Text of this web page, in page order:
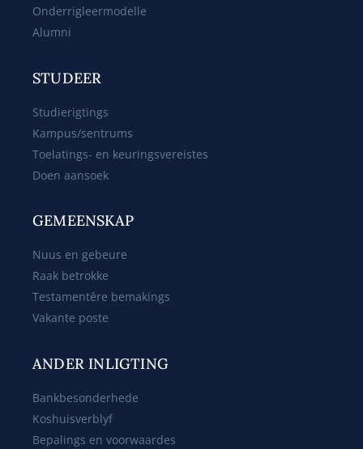
Onderrigleermodelle
Alumni
STUDEER
Studierigtings
Kampus/sentrums
Toelatings- en keuringsvereistes
Doen aansoek
GEMEENSKAP
Nuus en gebeure
Raak betrokke
Testamentêre bemakings
Vakante poste
ANDER INLIGTING
Bankbesonderhede
Koshuisverblyf
Bepalings en voorwaardes